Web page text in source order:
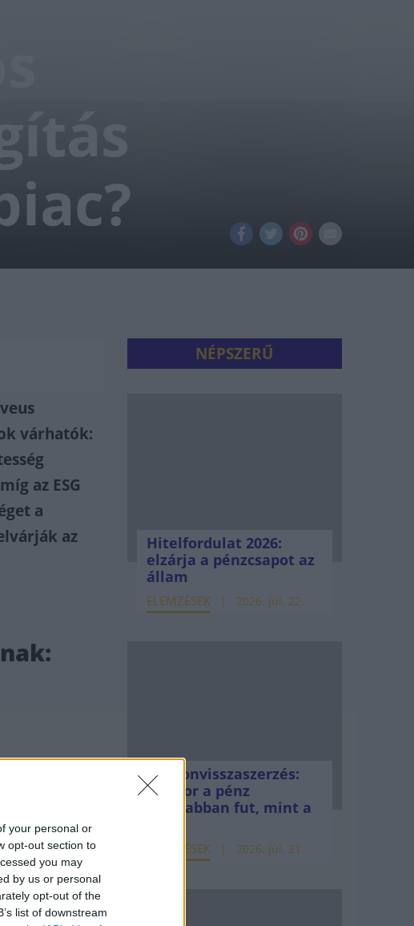
your personal or
opt-out section to
you may
by us or personal
opt-out of the
list of downstream
várhatók:
az ESG
a
az
NÉPSZERŰ
Hitelfordulat 2026:
elzárja a pénzcsapot az
állam
ELEMZÉSEK 2026. júl. 22.
Vagyonvisszaszerzés:
amikor a pénz
gyorsabban fut, mint a
ELEMZÉSEK 2026. júl. 21.